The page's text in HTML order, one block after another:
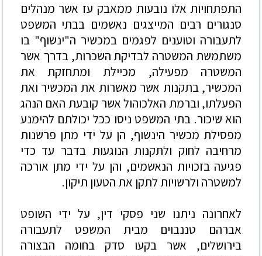
התפתחויות אלו נובעות ממאבק עז אשר מנהלים
סנגורים רבים המייצגים נאשמים בבתי המשפט
לתעבורה וטוענים לפגמים במכשיר ה"ינשוף" בו
משתמשת המשטרה לבדיקת השכרות, בדרך אשר
המשטרה מפעילה, מכיילת ומתחזקת את
המכשיר, בתקנות אשר מאשרות את המכשיר ואת
הפעלתו, וברמת האלכוהול אשר קובעת האם הנהג
הוא שיכור. בתי המשפט ניסו ככל יכולתם להימנע
מפסילת מכשיר הינשוף, הן על ידי מתן פרשנות
מרחיבה לחוק ולתקנות הנוגעות בדבר עד כדי
פגיעה בזכויות הנאשמים, והן על ידי מתן אורכה
למשטרה ולרשויות לתקן את הטעון תיקון.
לאחרונה ניתנו שני פסקי דין, על ידי השופט
אברהם טננבוים מבית המשפט לתעבורה
בירושלים, אשר בקעו סדק בחומה הבצורה